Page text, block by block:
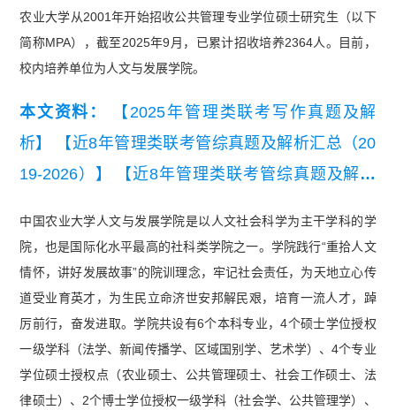
农业大学从2001年开始招收公共管理专业学位硕士研究生（以下
简称MPA），截至2025年9月，已累计招收培养2364人。目前，
校内培养单位为人文与发展学院。
本文资料：
【2025年管理类联考写作真题及解
析】
【近8年管理类联考管综真题及解析汇总（20
19-2026）】
【近8年管理类联考管综真题及解析
题及详细解析汇总（2019-2026）】
中国农业大学人文与发展学院是以人文社会科学为主干学科的学
院，也是国际化水平最高的社科类学院之一。学院践行“重拾人文
情怀，讲好发展故事”的院训理念，牢记社会责任，为天地立心传
道受业育英才，为生民立命济世安邦解民艰，培育一流人才，踔
厉前行，奋发进取。学院共设有6个本科专业，4个硕士学位授权
一级学科（法学、新闻传播学、区域国别学、艺术学）、4个专业
学位硕士授权点（农业硕士、公共管理硕士、社会工作硕士、法
律硕士）、2个博士学位授权一级学科（社会学、公共管理学）、